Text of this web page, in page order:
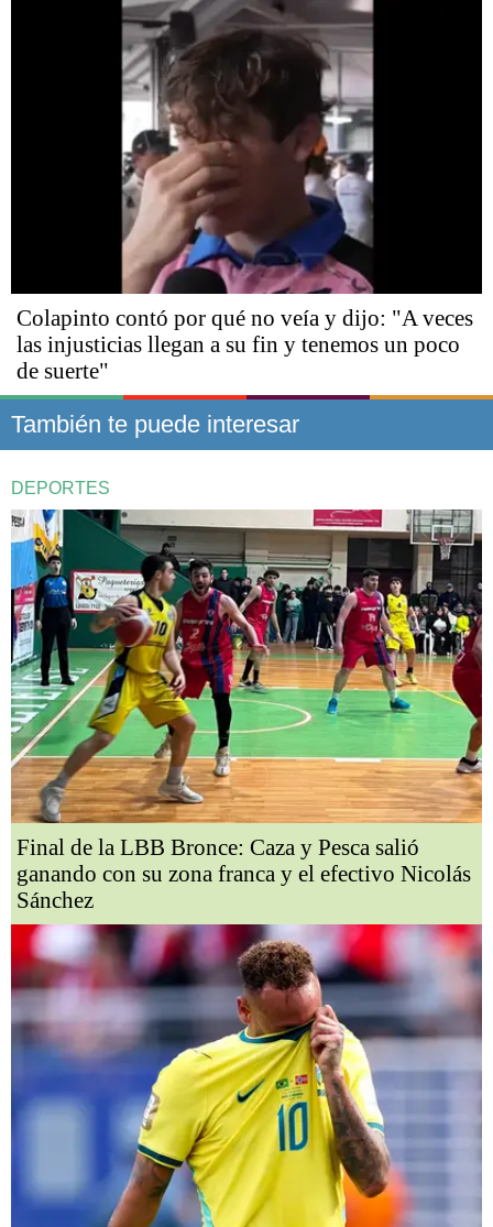
Colapinto contó por qué no veía y dijo: "A veces
las injusticias llegan a su fin y tenemos un poco
de suerte"
También te puede interesar
DEPORTES
Final de la LBB Bronce: Caza y Pesca salió
ganando con su zona franca y el efectivo Nicolás
Sánchez